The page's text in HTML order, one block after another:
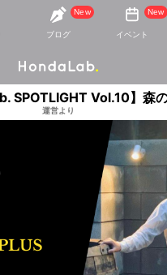
New
ブログ
New
イベント
運営より